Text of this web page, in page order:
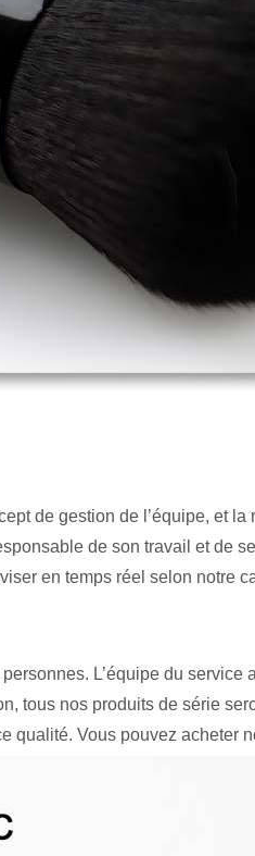
de gestion de l’équipe, et
de son travail et de
en temps réel selon notre
L’équipe du
tous nos produits de série
qualité. Vous pouvez acheter